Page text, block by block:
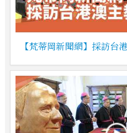
【梵蒂岡新聞網】採訪台